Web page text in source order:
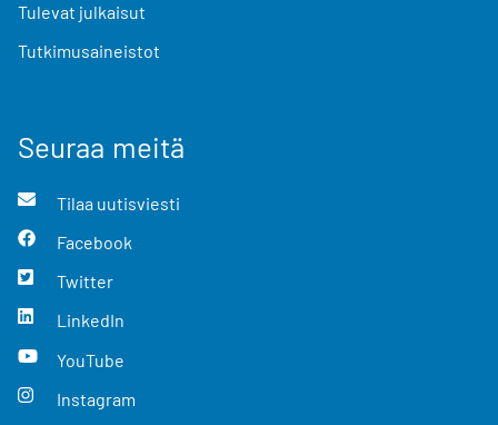
Tulevat julkaisut
Tutkimusaineistot
Seuraa meitä
Tilaa uutisviesti
Facebook
Twitter
LinkedIn
YouTube
Instagram